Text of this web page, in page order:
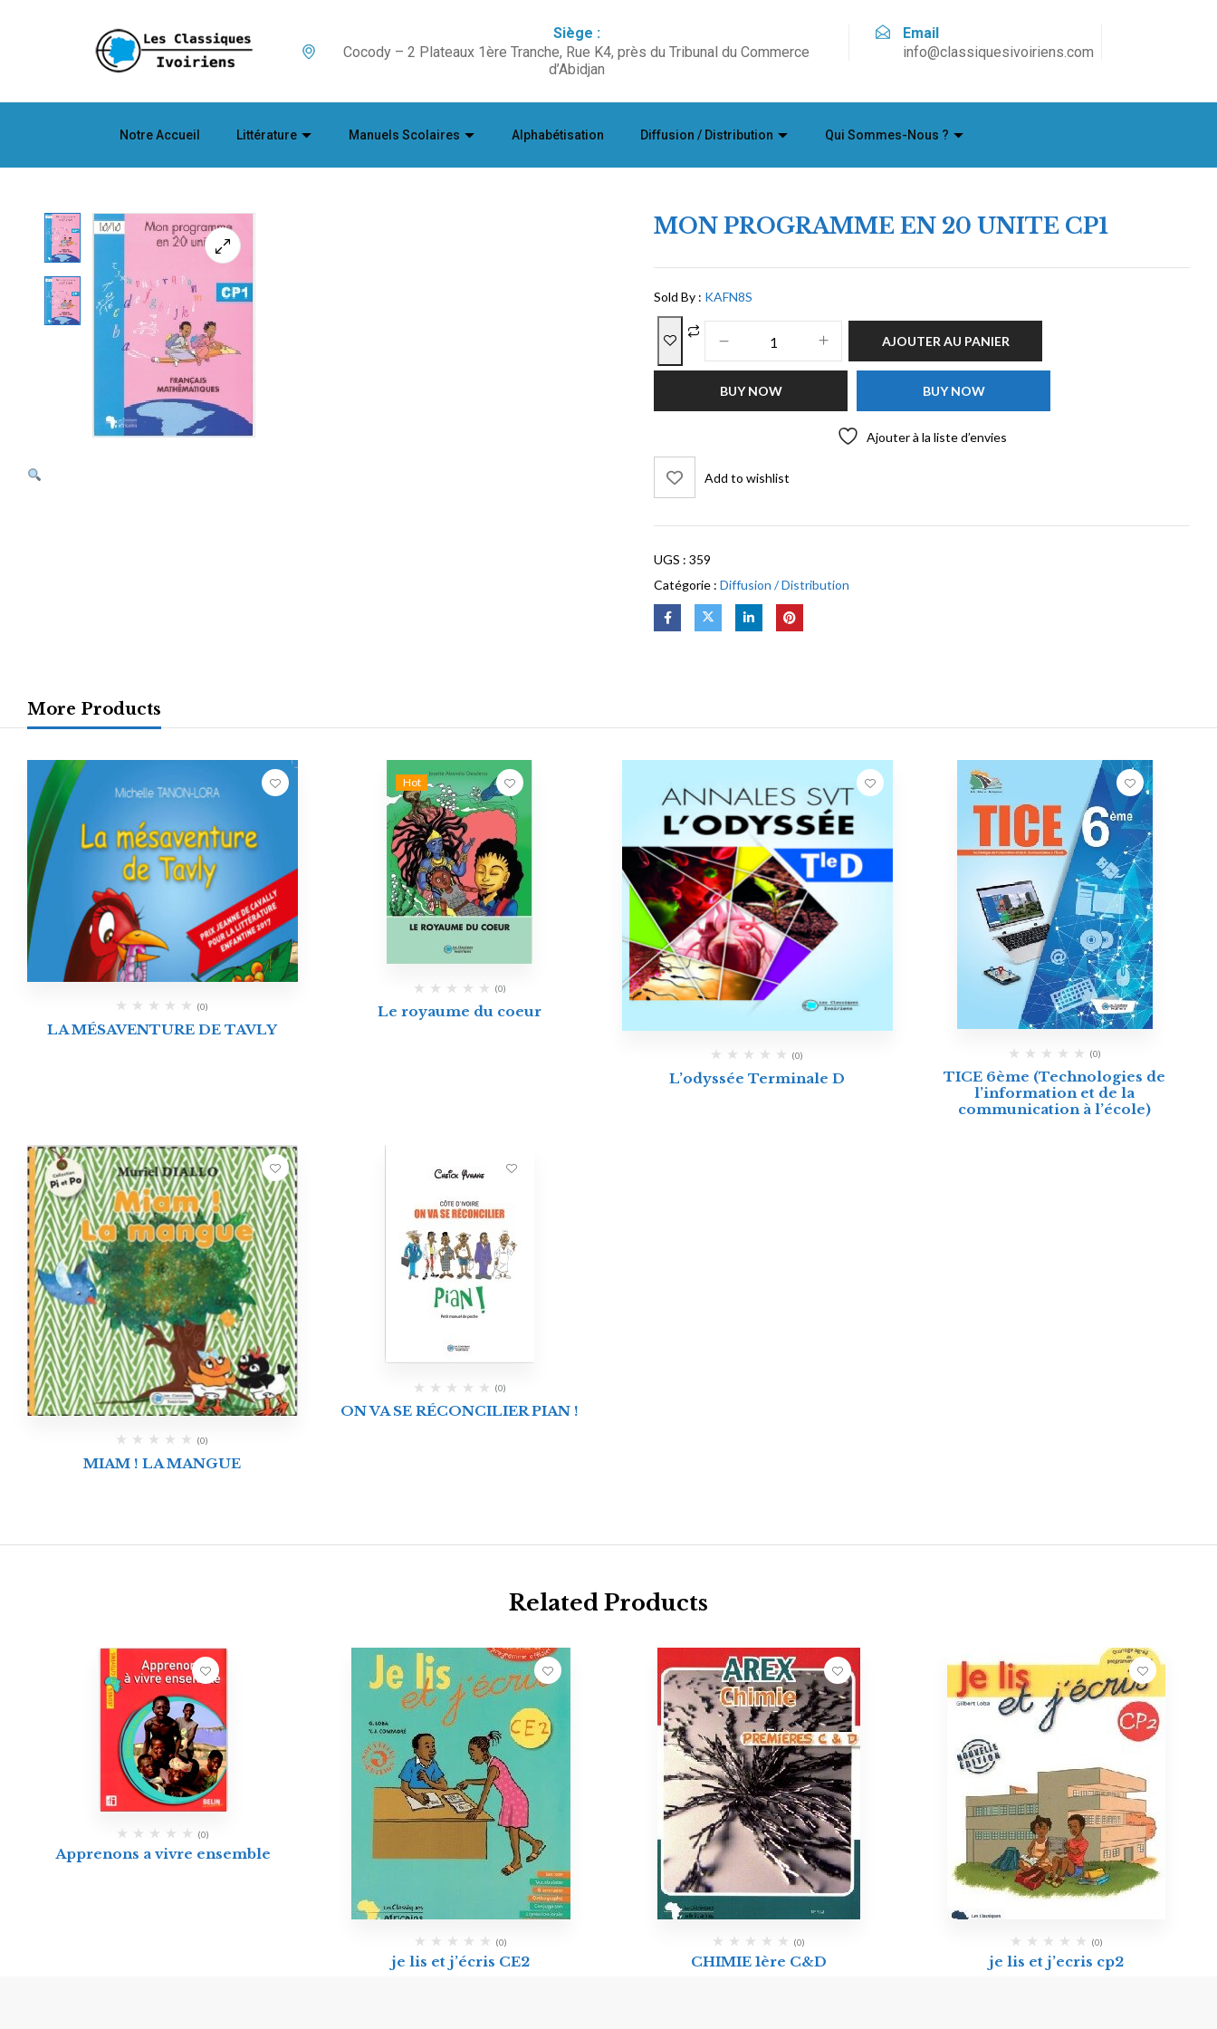
Siège :
Cocody – 2 Plateaux 1ère Tranche, Rue K4, près du Tribunal du Commerce
d’Abidjan
Email
info@classiquesivoiriens.com
Notre Accueil Littérature Manuels Scolaires Alphabétisation Diffusion / Distribution Qui Sommes-Nous ?
MON PROGRAMME EN 20 UNITE CP1
Sold By : KAFN8S
AJOUTER AU PANIER
BUY NOW BUY NOW
Ajouter à la liste d’envies
Add to wishlist
UGS : 359
Catégorie : Diffusion / Distribution
More Products
(0)
LA MÉSAVENTURE DE TAVLY
Hot
(0)
Le royaume du coeur
(0)
L’odyssée Terminale D
(0)
TICE 6ème (Technologies de
l’information et de la
communication à l’école)
(0)
MIAM ! LA MANGUE
(0)
ON VA SE RÉCONCILIER PIAN !
Related Products
(0)
Apprenons a vivre ensemble
(0)
je lis et j’écris CE2
(0)
CHIMIE 1ère C&D
(0)
je lis et j’ecris cp2